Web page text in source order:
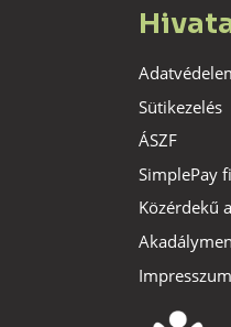
Sütikezelés
ÁSZF
SimplePay
Közérdekű
Impresszum